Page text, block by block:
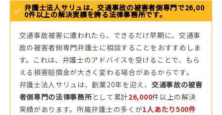
弁護士法人サリュは、交通事故の被害者側専門で26,00
0件以上の解決実績を誇る法律事務所です。
交通事故被害に遭われたら、できるだけ早期に、交通事
故の被害者側専門弁護士に相談することをおすすめしま
す。これは、弁護士のアドバイスを受けることで、もら
える損害賠償金が大きく変わる場合があるからです。
弁護士法人サリュは、創業20年を迎え、 交通事故の被害
者側専門の法律事務所 として累計26,000件以上の解決
実績があります。所属弁護士の多くが1人あたり500件